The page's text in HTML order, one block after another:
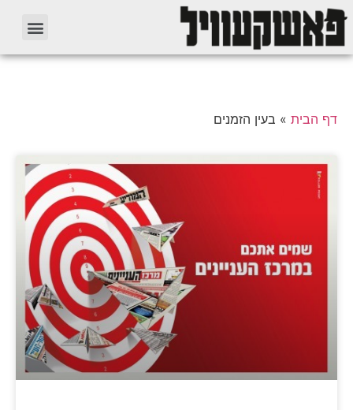
דף הבית » בעין הזמנים